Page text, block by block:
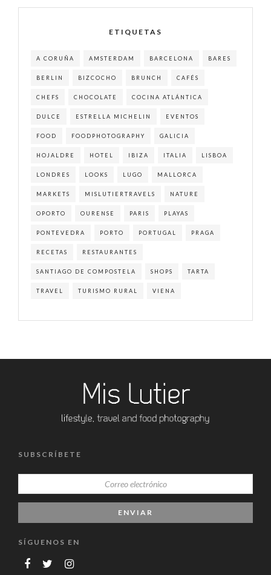
ETIQUETAS
A CORUÑA AMSTERDAM BARCELONA BARES
BERLIN BIZCOCHO BRUNCH CAFÉS
CHEFS CHOCOLATE COCINA ATLÁNTICA
DULCE ESTRELLA MICHELIN EVENTOS
FOOD FOODPHOTOGRAPHY GALICIA
HOJALDRE HOTEL IBIZA ITALIA LISBOA
LONDRES LOOKS LUGO MALLORCA
MARKETS MISLUTIERTRAVELS NATURE
OPORTO OURENSE PARIS PLAYAS
PONTEVEDRA PORTO PORTUGAL PRAGA
RECETAS RESTAURANTES
SANTIAGO DE COMPOSTELA SHOPS TARTA
TRAVEL TURISMO RURAL VIENA
SUBSCRÍBETE
SÍGUENOS EN